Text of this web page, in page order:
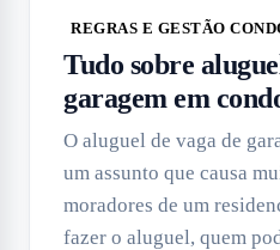
REGRAS E GESTÃO
Tudo sobre
garagem em
O aluguel de vaga de
um assunto que causa
moradores de um
fazer o aluguel, quem